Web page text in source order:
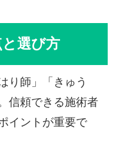
選び方
り師」「きゅう
信頼できる施術者
イントが重要で